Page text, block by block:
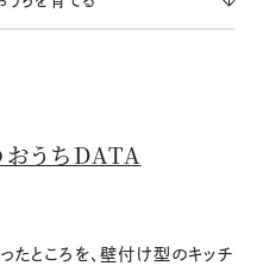
うちDATA
たところを、壁付け型のキッチ